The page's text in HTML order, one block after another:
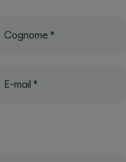
Cognome *
E-mail *